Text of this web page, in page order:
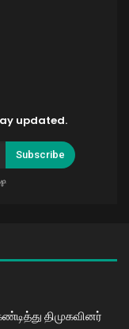
updated.
Subscribe
திமுகவினர்